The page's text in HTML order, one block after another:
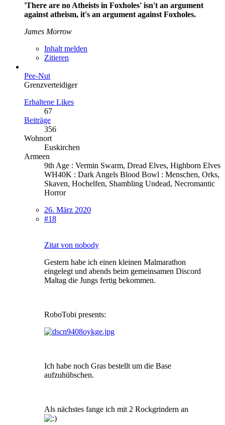
'There are no Atheists in Foxholes' isn't an argument
against atheism, it's an argument against Foxholes.
James Morrow
Inhalt melden
Zitieren
Pee-Nut
Grenzverteidiger
Erhaltene Likes
67
Beiträge
356
Wohnort
Euskirchen
Armeen
9th Age : Vermin Swarm, Dread Elves, Highborn Elves
WH40K : Dark Angels Blood Bowl : Menschen, Orks,
Skaven, Hochelfen, Shambling Undead, Necromantic
Horror
26. März 2020
#18
Zitat von nobody
Gestern habe ich einen kleinen Malmarathon
eingelegt und abends beim gemeinsamen Discord
Maltag die Jungs fertig bekommen.
RoboTobi presents:
Ich habe noch Gras bestellt um die Base
aufzuhübschen.
Als nächstes fange ich mit 2 Rockgrindern an